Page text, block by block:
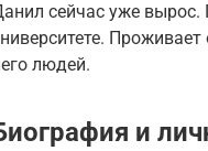
сейчас уже вырос.
людей.
и